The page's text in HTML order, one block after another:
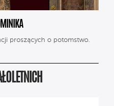
proszących o potomstwo.